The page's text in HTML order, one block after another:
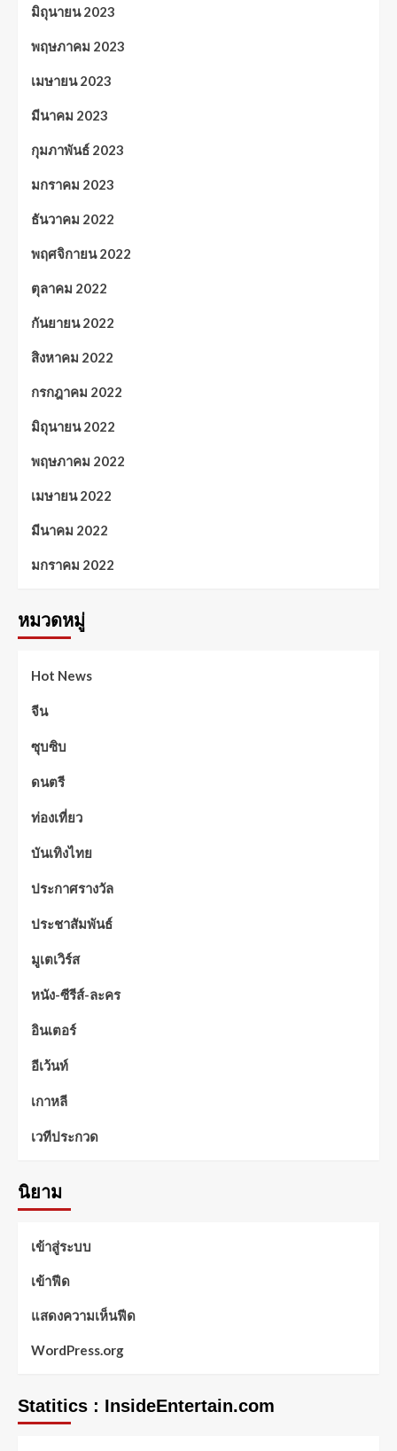
มิถุนายน 2023
พฤษภาคม 2023
เมษายน 2023
มีนาคม 2023
กุมภาพันธ์ 2023
มกราคม 2023
ธันวาคม 2022
พฤศจิกายน 2022
ตุลาคม 2022
กันยายน 2022
สิงหาคม 2022
กรกฎาคม 2022
มิถุนายน 2022
พฤษภาคม 2022
เมษายน 2022
มีนาคม 2022
มกราคม 2022
หมวดหมู่
Hot News
จีน
ซุบซิบ
ดนตรี
ท่องเที่ยว
บันเทิงไทย
ประกาศรางวัล
ประชาสัมพันธ์
มูเตเวิร์ส
หนัง-ซีรีส์-ละคร
อินเตอร์
อีเว้นท์
เกาหลี
เวทีประกวด
นิยาม
เข้าสู่ระบบ
เข้าฟีด
แสดงความเห็นฟีด
WordPress.org
Statitics : InsideEntertain.com